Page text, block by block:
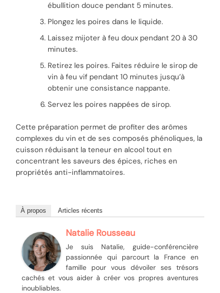
ébullition douce pendant 5 minutes.
Plongez les poires dans le liquide.
Laissez mijoter à feu doux pendant 20 à 30
minutes.
Retirez les poires. Faites réduire le sirop de
vin à feu vif pendant 10 minutes jusqu’à
obtenir une consistance nappante.
Servez les poires nappées de sirop.
Cette préparation permet de profiter des arômes
complexes du vin et de ses composés phénoliques, la
cuisson réduisant la teneur en alcool tout en
concentrant les saveurs des épices, riches en
propriétés anti-inflammatoires.
À propos Articles récents
Natalie Rousseau
Je suis Natalie, guide-conférencière
passionnée qui parcourt la France en
famille pour vous dévoiler ses trésors
cachés et vous aider à créer vos propres aventures
inoubliables.